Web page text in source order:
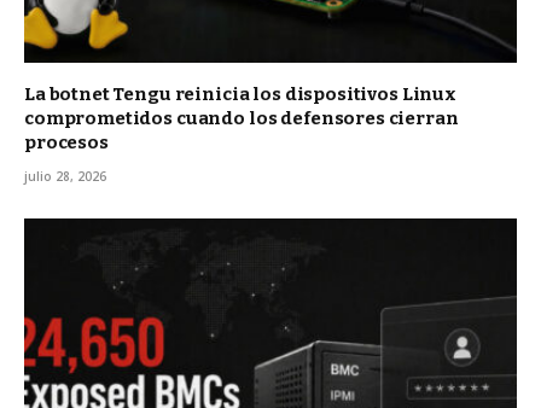
La botnet Tengu reinicia los dispositivos Linux
comprometidos cuando los defensores cierran
procesos
julio 28, 2026